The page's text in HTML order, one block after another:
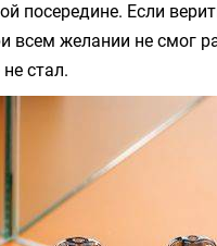
посередине. Если
желании не смог
стал.